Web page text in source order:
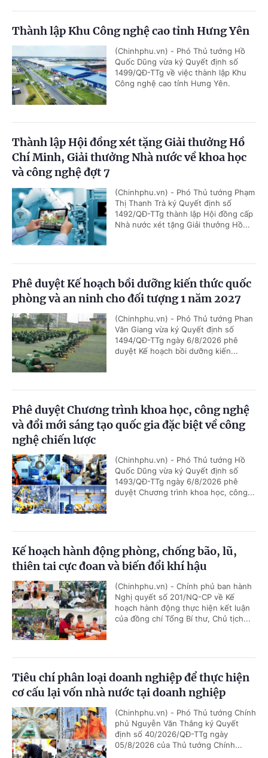
Thành lập Khu Công nghệ cao tỉnh Hưng Yên
(Chinhphu.vn) - Phó Thủ tướng Hồ
Quốc Dũng vừa ký Quyết định số
1499/QĐ-TTg về việc thành lập Khu
Công nghệ cao tỉnh Hưng Yên.
Thành lập Hội đồng xét tặng Giải thưởng Hồ
Chí Minh, Giải thưởng Nhà nước về khoa học
và công nghệ đợt 7
(Chinhphu.vn) - Phó Thủ tướng Phạm
Thị Thanh Trà ký Quyết định số
1492/QĐ-TTg thành lập Hội đồng cấp
Nhà nước xét tặng Giải thưởng Hồ...
Phê duyệt Kế hoạch bồi dưỡng kiến thức quốc
phòng và an ninh cho đối tượng 1 năm 2027
(Chinhphu.vn) - Phó Thủ tướng Phan
Văn Giang vừa ký Quyết định số
1494/QĐ-TTg ngày 6/8/2026 phê
duyệt Kế hoạch bồi dưỡng kiến...
Phê duyệt Chương trình khoa học, công nghệ
và đổi mới sáng tạo quốc gia đặc biệt về công
nghệ chiến lược
(Chinhphu.vn) - Phó Thủ tướng Hồ
Quốc Dũng vừa ký Quyết định số
1493/QĐ-TTg ngày 6/8/2026 phê
duyệt Chương trình khoa học, công...
Kế hoạch hành động phòng, chống bão, lũ,
thiên tai cực đoan và biến đổi khí hậu
(Chinhphu.vn) - Chính phủ ban hành
Nghị quyết số 201/NQ-CP về Kế
hoạch hành động thực hiện kết luận
của đồng chí Tổng Bí thư, Chủ tịch...
Tiêu chí phân loại doanh nghiệp để thực hiện
cơ cấu lại vốn nhà nước tại doanh nghiệp
(Chinhphu.vn) - Phó Thủ tướng Chính
phủ Nguyễn Văn Thắng ký Quyết
định số 40/2026/QĐ-TTg ngày
05/8/2026 của Thủ tướng Chính...